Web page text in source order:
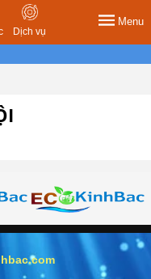
Dịch vụ
Menu